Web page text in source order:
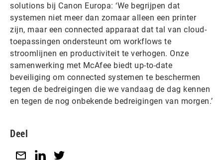
solutions bij Canon Europa: ‘We begrijpen dat
systemen niet meer dan zomaar alleen een printer
zijn, maar een connected apparaat dat tal van cloud-
toepassingen ondersteunt om workflows te
stroomlijnen en productiviteit te verhogen. Onze
samenwerking met McAfee biedt up-to-date
beveiliging om connected systemen te beschermen
tegen de bedreigingen die we vandaag de dag kennen
en tegen de nog onbekende bedreigingen van morgen.’
Deel